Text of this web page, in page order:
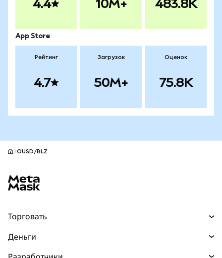
4.4 10M+ 483.8K
App Store
Рейтинг
4.7
Загрузок
50M+
Оценок
75.8K
OUSD/BLZ
Торговать
Деньги